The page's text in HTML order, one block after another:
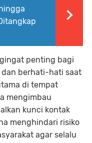
penting bagi
dan berhati-hati saat
di tempat
mengimbau
kunci kontak
menghindari risiko
agar selalu